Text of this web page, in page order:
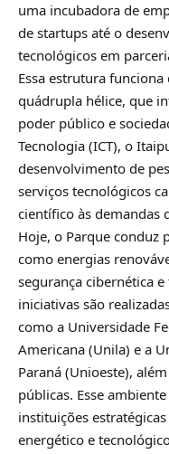
uma incubadora de
de startups até o
tecnológicos em
Essa estrutura
quádrupla hélice, que
poder público e
Tecnologia (ICT), o
desenvolvimento de
serviços tecnológicos
científico às demandas
Hoje, o Parque conduz
como energias
segurança cibernética
iniciativas são
como a Universidade
Americana (Unila) e a
Paraná (Unioeste),
públicas. Esse
instituições
energético e